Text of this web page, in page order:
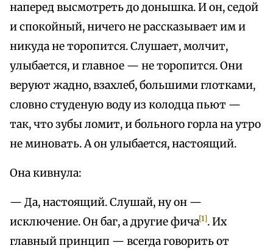
наперед высмотреть до донышка. И он, седой
и спокойный, ничего не рассказывает им и
никуда не торопится. Слушает, молчит,
улыбается, и главное — не торопится. Они
веруют жадно, взахлеб, большими глотками,
словно студеную воду из колодца пьют —
так, что зубы ломит, и больного горла на утро
не миновать. А он улыбается, настоящий.
Она кивнула:
— Да, настоящий. Слушай, ну он —
исключение. Он баг, а другие фича[1]. Их
главный принцип — всегда говорить от